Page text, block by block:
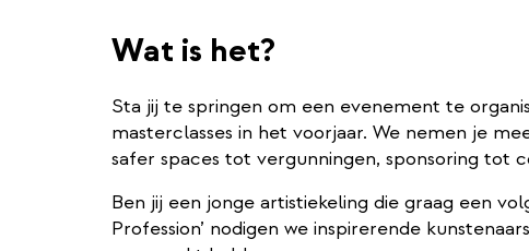
Wat is het?
Sta jij te springen om een evenement te
masterclasses in het voorjaar. We nemen je
safer spaces tot vergunningen, sponsoring tot
Ben jij een jonge artistiekeling die graag een
Profession’ nodigen we inspirerende